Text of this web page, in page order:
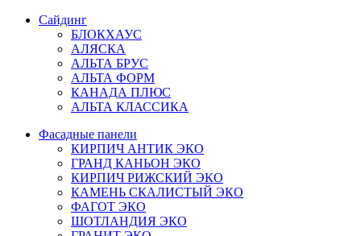
Сайдинг
БЛОКХАУС
АЛЯСКА
АЛЬТА БРУС
АЛЬТА ФОРМ
КАНАДА ПЛЮС
АЛЬТА КЛАССИКА
Фасадные панели
КИРПИЧ АНТИК ЭКО
ГРАНД КАНЬОН ЭКО
КИРПИЧ РИЖСКИЙ ЭКО
КАМЕНЬ СКАЛИСТЫЙ ЭКО
ФАГОТ ЭКО
ШОТЛАНДИЯ ЭКО